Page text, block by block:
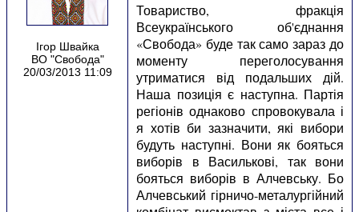
Ігор Швайка
ВО "Свобода"
20/03/2013 11:09
Товариство, фракція
Всеукраїнського об'єднання
«Свобода» буде так само зараз до
моменту переголосування
утриматися від подальших дій.
Наша позиція є наступна. Партія
регіонів однаково спровокувала і
я хотів би зазначити, які вибори
будуть наступні. Вони як бояться
виборів в Василькові, так вони
бояться виборів в Алчевську. Бо
Алчевський гірничо-металургійний